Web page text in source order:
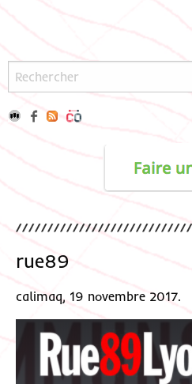
rue89
calimaq, 19 novembre 2017.